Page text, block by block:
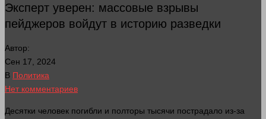
Эксперт уверен: массовые взрывы
пейджеров войдут в историю разведки
Автор:
Сен 17, 2024
В Политика
Нет комментариев
Десятки человек погибли и полторы тысячи пострадало из-за